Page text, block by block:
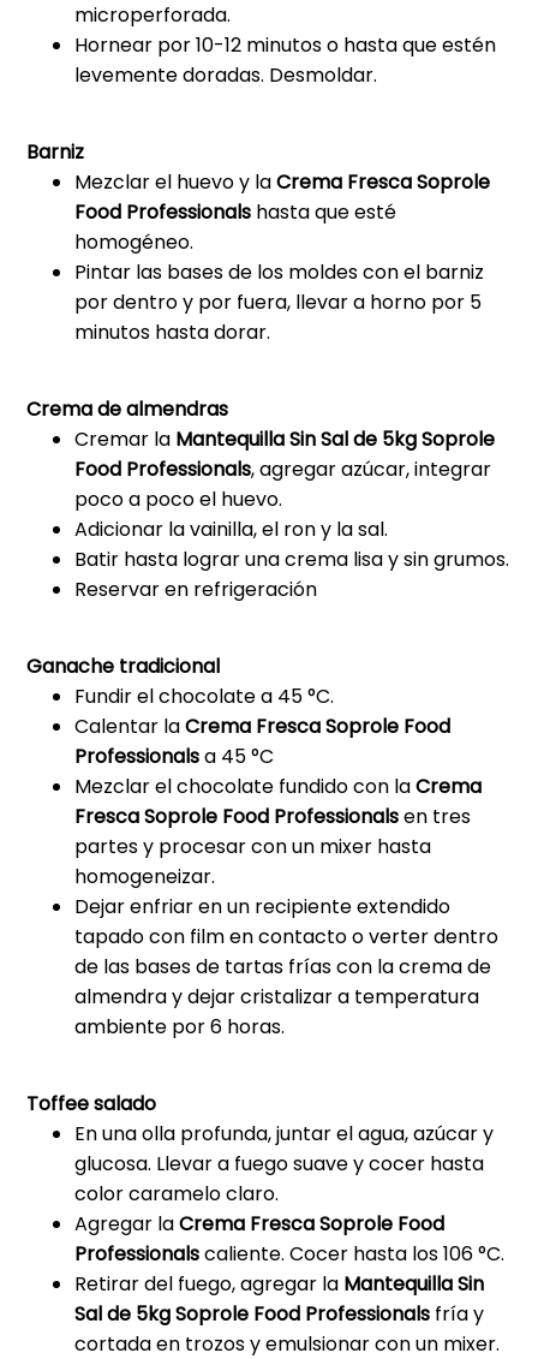
microperforada.
Hornear por 10-12 minutos o hasta que estén
levemente doradas. Desmoldar.
Barniz
Mezclar el huevo y laCrema Fresca Soprole
Food Professionals hasta que esté
homogéneo.
Pintar las bases de los moldes con el barniz
por dentro y por fuera, llevar a horno por 5
minutos hasta dorar.
Crema de almendras
Cremar la Mantequilla Sin Sal de 5kg Soprole
Food Professionals, agregar azúcar, integrar
poco a poco el huevo.
Adicionar la vainilla, el ron y la sal.
Batir hasta lograr una crema lisa y sin grumos.
Reservar en refrigeración
Ganache tradicional
Fundir el chocolate a 45 °C.
Calentar laCrema Fresca Soprole Food
Professionalsa 45 °C
Mezclar el chocolate fundido con laCrema
Fresca Soprole Food Professionalsen tres
partes y procesar con un mixer hasta
homogeneizar.
Dejar enfriar en un recipiente extendido
tapado con film en contacto o verter dentro
de las bases de tartas frías con la crema de
almendra y dejar cristalizar a temperatura
ambiente por 6 horas.
Toffee salado
En una olla profunda, juntar el agua, azúcar y
glucosa. Llevar a fuego suave y cocer hasta
color caramelo claro.
Agregar laCrema Fresca Soprole Food
Professionalscaliente. Cocer hasta los 106 °C.
Retirar del fuego, agregar la Mantequilla Sin
Sal de 5kg Soprole Food Professionals fría y
cortada en trozos y emulsionar con un mixer.